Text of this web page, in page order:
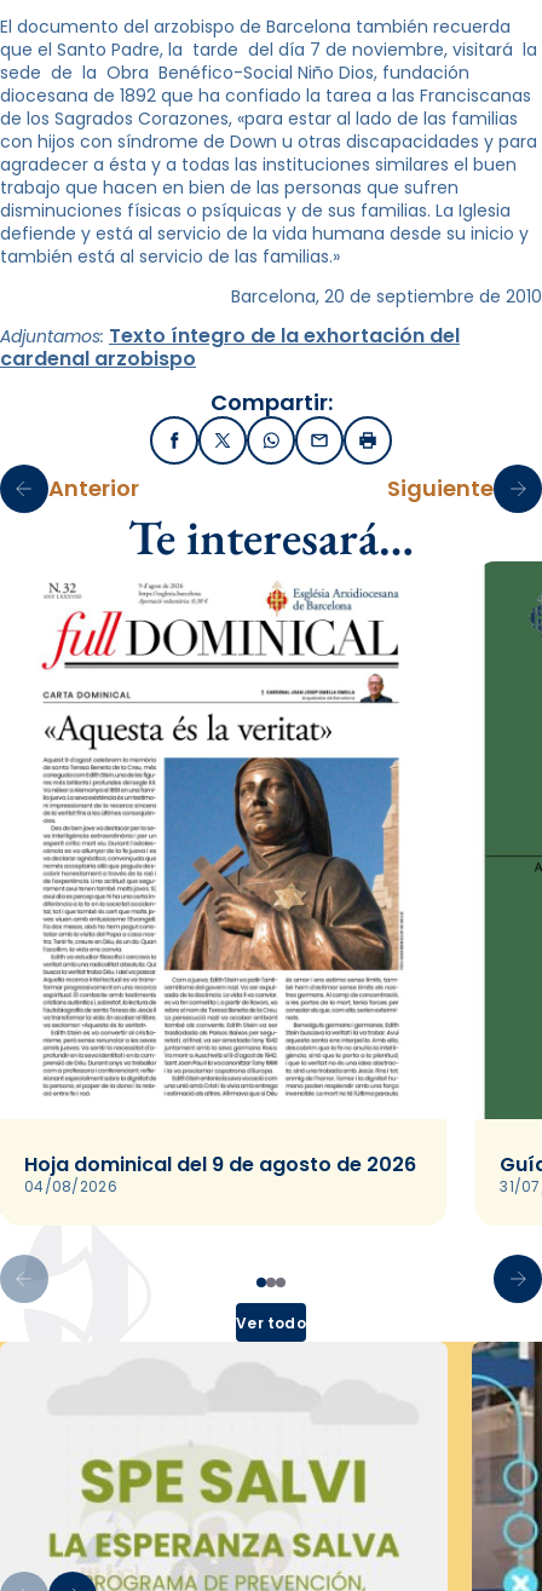
El documento del arzobispo de Barcelona también recuerda
que el Santo Padre, la tarde del día 7 de noviembre, visitará la
sede de la Obra Benéfico-Social Niño Dios, fundación
diocesana de 1892 que ha confiado la tarea a las Franciscanas
de los Sagrados Corazones, «para estar al lado de las familias
con hijos con síndrome de Down u otras discapacidades y para
agradecer a ésta y a todas las instituciones similares el buen
trabajo que hacen en bien de las personas que sufren
disminuciones físicas o psíquicas y de sus familias. La Iglesia
defiende y está al servicio de la vida humana desde su inicio y
también está al servicio de las familias.»
Barcelona, 20 de septiembre de 2010
Adjuntamos: Texto íntegro de la exhortación del
cardenal arzobispo
Compartir:
FacebookX / TwitterWhatsApp
EmailImprimir
Anterior Siguiente
Te interesará…
Hoja dominical del 9 de agosto de 2026
04/08/2026 31/
Ver todo